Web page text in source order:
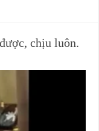
chịu luôn.